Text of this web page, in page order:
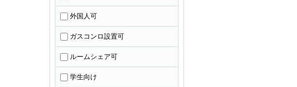
外国人可
ガスコンロ設置可
ルームシェア可
学生向け